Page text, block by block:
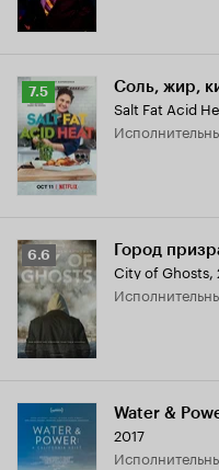
Рейтинг
Кинопоиска
7.5
7.5 Соль, жир,
Salt Fat Acid
Рейтинг
Кинопоиска
6.6
6.6 Город
City of Ghosts,
Water &
2017